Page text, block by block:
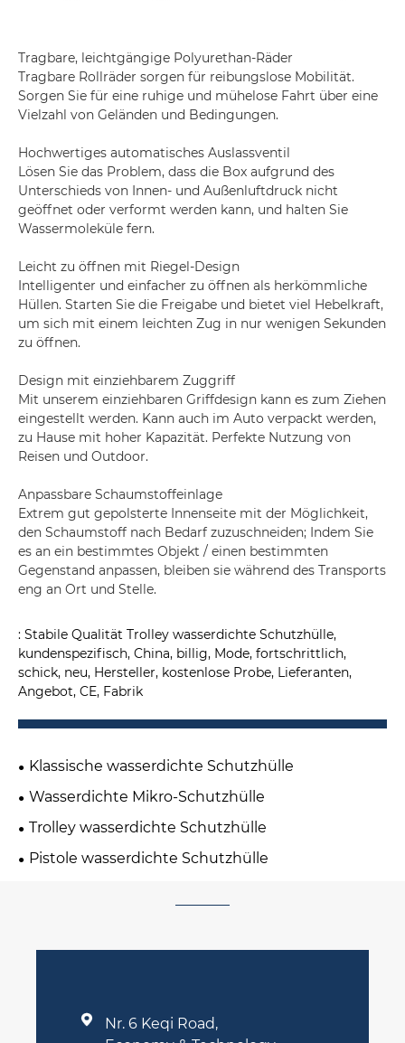
Tragbare, leichtgängige Polyurethan-Räder
Tragbare Rollräder sorgen für reibungslose Mobilität.
Sorgen Sie für eine ruhige und mühelose Fahrt über eine
Vielzahl von Geländen und Bedingungen.
Hochwertiges automatisches Auslassventil
Lösen Sie das Problem, dass die Box aufgrund des
Unterschieds von Innen- und Außenluftdruck nicht
geöffnet oder verformt werden kann, und halten Sie
Wassermoleküle fern.
Leicht zu öffnen mit Riegel-Design
Intelligenter und einfacher zu öffnen als herkömmliche
Hüllen. Starten Sie die Freigabe und bietet viel Hebelkraft,
um sich mit einem leichten Zug in nur wenigen Sekunden
zu öffnen.
Design mit einziehbarem Zuggriff
Mit unserem einziehbaren Griffdesign kann es zum Ziehen
eingestellt werden. Kann auch im Auto verpackt werden,
zu Hause mit hoher Kapazität. Perfekte Nutzung von
Reisen und Outdoor.
Anpassbare Schaumstoffeinlage
Extrem gut gepolsterte Innenseite mit der Möglichkeit,
den Schaumstoff nach Bedarf zuzuschneiden; Indem Sie
es an ein bestimmtes Objekt / einen bestimmten
Gegenstand anpassen, bleiben sie während des Transports
eng an Ort und Stelle.
: Stabile Qualität Trolley wasserdichte Schutzhülle,
kundenspezifisch, China, billig, Mode, fortschrittlich,
schick, neu, Hersteller, kostenlose Probe, Lieferanten,
Angebot, CE, Fabrik
Klassische wasserdichte Schutzhülle
Wasserdichte Mikro-Schutzhülle
Trolley wasserdichte Schutzhülle
Pistole wasserdichte Schutzhülle

Nr. 6 Keqi Road,